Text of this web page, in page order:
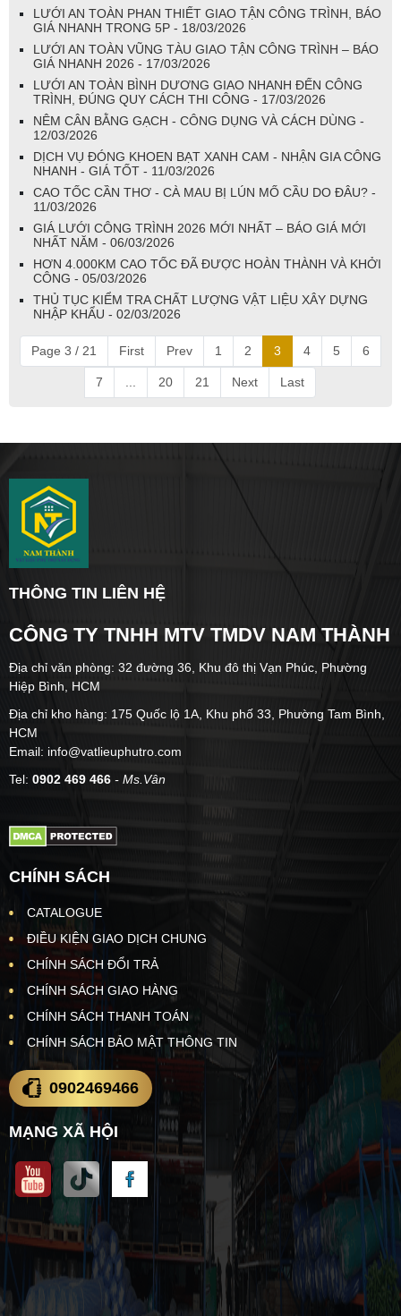
LƯỚI AN TOÀN PHAN THIẾT GIAO TẬN CÔNG TRÌNH, BÁO
GIÁ NHANH TRONG 5P - 18/03/2026
LƯỚI AN TOÀN VŨNG TÀU GIAO TẬN CÔNG TRÌNH – BÁO
GIÁ NHANH 2026 - 17/03/2026
LƯỚI AN TOÀN BÌNH DƯƠNG GIAO NHANH ĐẾN CÔNG
TRÌNH, ĐÚNG QUY CÁCH THI CÔNG - 17/03/2026
NÊM CÂN BẰNG GẠCH - CÔNG DỤNG VÀ CÁCH DÙNG -
12/03/2026
DỊCH VỤ ĐÓNG KHOEN BẠT XANH CAM - NHẬN GIA CÔNG
NHANH - GIÁ TỐT - 11/03/2026
CAO TỐC CẦN THƠ - CÀ MAU BỊ LÚN MỐ CẦU DO ĐÂU? -
11/03/2026
GIÁ LƯỚI CÔNG TRÌNH 2026 MỚI NHẤT – BÁO GIÁ MỚI
NHẤT NĂM - 06/03/2026
HƠN 4.000KM CAO TỐC ĐÃ ĐƯỢC HOÀN THÀNH VÀ KHỞI
CÔNG - 05/03/2026
THỦ TỤC KIỂM TRA CHẤT LƯỢNG VẬT LIỆU XÂY DỰNG
NHẬP KHẨU - 02/03/2026
Page 3 / 21 First Prev 1 2 3 4 5 6
7 20 21 Next Last
THÔNG TIN LIÊN HỆ
CÔNG TY TNHH MTV TMDV NAM THÀNH
Địa chỉ văn phòng: 32 đường 36, Khu đô thị Vạn Phúc, Phường
Hiệp Bình, HCM
Địa chỉ kho hàng: 175 Quốc lộ 1A, Khu phố 33, Phường Tam Bình,
HCM
Email: info@vatlieuphutro.com
Tel: 0902 469 466 - Ms.Vân
CHÍNH SÁCH
CATALOGUE
ĐIỀU KIỆN GIAO DỊCH CHUNG
CHÍNH SÁCH ĐỔI TRẢ
CHÍNH SÁCH GIAO HÀNG
CHÍNH SÁCH THANH TOÁN
CHÍNH SÁCH BẢO MẬT THÔNG TIN
0902469466
MẠNG XÃ HỘI